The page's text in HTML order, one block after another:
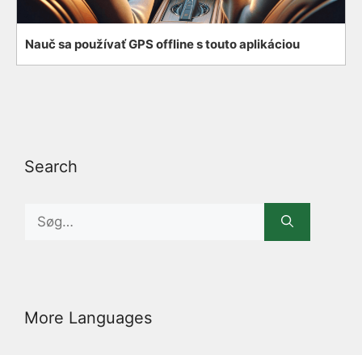
Nauč sa používať GPS offline s touto aplikáciou
Search
Search
for:
More Languages